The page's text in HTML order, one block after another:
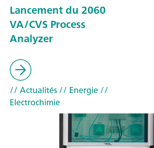
Lancement du 2060
VA/CVS Process
Analyzer
// Actualités// Energie//
Electrochimie